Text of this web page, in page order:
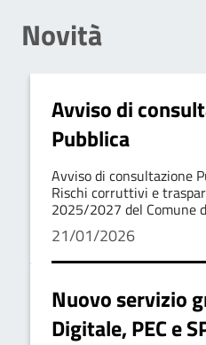
Novità
Avviso di
Pubblica
Avviso di consultazione
Rischi corruttivi e
2025/2027 del Comune
anticorruzione e
2026/2028
21/01/2026
Nuovo servizio
Digitale, PEC e